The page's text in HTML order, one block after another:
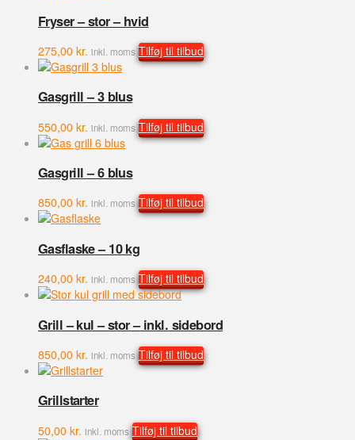
Fryser – stor – hvid
275,00 kr. inkl. moms Tilføj til tilbud
Gasgrill – 3 blus
550,00 kr. inkl. moms Tilføj til tilbud
Gasgrill – 6 blus
850,00 kr. inkl. moms Tilføj til tilbud
Gasflaske – 10 kg
240,00 kr. inkl. moms Tilføj til tilbud
Grill – kul – stor – inkl. sidebord
850,00 kr. inkl. moms Tilføj til tilbud
Grillstarter
50,00 kr. inkl. moms Tilføj til tilbud